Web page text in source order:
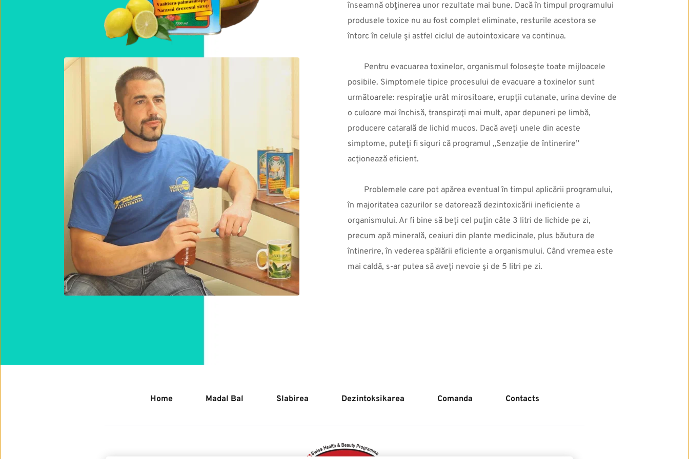
înseamnă obţinerea unor rezultate mai bune. Dacă în timpul programului
produsele toxice nu au fost complet eliminate, resturile acestora se
întorc în celule şi astfel ciclul de autointoxicare va continua.
Pentru evacuarea toxinelor, organismul foloseşte toate mijloacele
posibile. Simptomele tipice procesului de evacuare a toxinelor sunt
următoarele: respiraţie urât mirositoare, erupţii cutanate, urina devine de
o culoare mai închisă, transpiraţi mai mult, apar depuneri pe limbă,
producere catarală de lichid mucos. Dacă aveţi unele din aceste
simptome, puteţi fi siguri că programul „Senzaţie de întinerire”
acţionează eficient.
Problemele care pot apărea eventual în timpul aplicării programului,
în majoritatea cazurilor se datorează dezintoxicării ineficiente a
organismului. Ar fi bine să beţi cel puţin câte 3 litri de lichide pe zi,
precum apă minerală, ceaiuri din plante medicinale, plus băutura de
întinerire, în vederea spălării eficiente a organismului. Când vremea este
mai caldă, s-ar putea să aveţi nevoie şi de 5 litri pe zi.
Home Madal Bal Slabirea Dezintoksikarea Comanda Contacts